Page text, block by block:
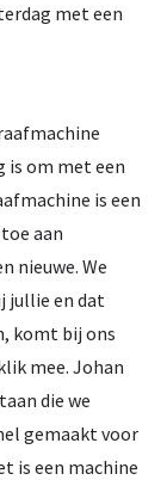
met een
om met een
is een
aan
nieuwe. We
jullie en dat
komt bij ons
mee. Johan
die we
gemaakt voor
is een machine